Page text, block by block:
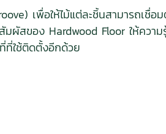
เพื่อให้ไม้แต่ละชิ้นสามารถเชื่อ
มผัสของ Hardwood Floor ให้ควา
ที่ใช้ติดตั้งอีกด้วย